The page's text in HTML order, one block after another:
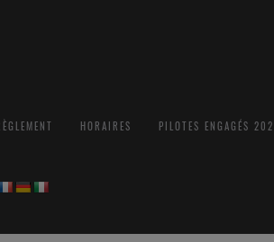
HORAIRES PILOTES ENGAGÉS